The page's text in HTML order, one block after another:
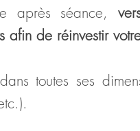
après séance,
afin de réinvestir
toutes ses